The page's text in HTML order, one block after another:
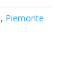
, Piemonte